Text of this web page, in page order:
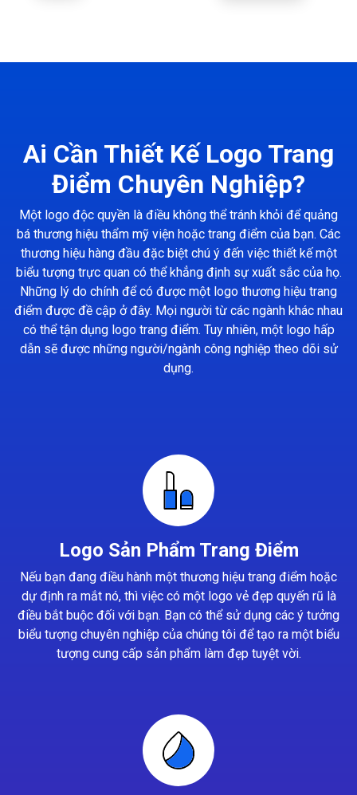
Ai Cần Thiết Kế Logo Trang
Điểm Chuyên Nghiệp?
Một logo độc quyền là điều không thể tránh khỏi để quảng
bá thương hiệu thẩm mỹ viện hoặc trang điểm của bạn. Các
thương hiệu hàng đầu đặc biệt chú ý đến việc thiết kế một
biểu tượng trực quan có thể khẳng định sự xuất sắc của họ.
Những lý do chính để có được một logo thương hiệu trang
điểm được đề cập ở đây. Mọi người từ các ngành khác nhau
có thể tận dụng logo trang điểm. Tuy nhiên, một logo hấp
dẫn sẽ được những người/ngành công nghiệp theo dõi sử
dụng.
Logo Sản Phẩm Trang Điểm
Nếu bạn đang điều hành một thương hiệu trang điểm hoặc
dự định ra mắt nó, thì việc có một logo vẻ đẹp quyến rũ là
điều bắt buộc đối với bạn. Bạn có thể sử dụng các ý tưởng
biểu tượng chuyên nghiệp của chúng tôi để tạo ra một biểu
tượng cung cấp sản phẩm làm đẹp tuyệt vời.